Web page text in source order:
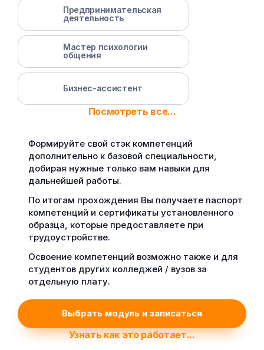
Предпринимательская
деятельность
Мастер психологии
общения
Бизнес-ассистент
Посмотреть все...
Формируйте свой стэк компетенций
дополнительно к базовой специальности,
добирая нужные только вам навыки для
дальнейшей работы.
По итогам прохождения Вы получаете паспорт
компетенций и сертификаты установленного
образца, которые предоставляете при
трудоустройстве.
Освоение компетенций возможно также и для
студентов других колледжей / вузов за
отдельную плату.
Выбрать модуль и записаться
Узнать как это работает...